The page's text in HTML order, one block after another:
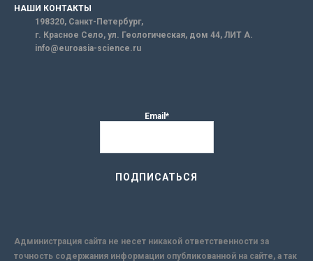
НАШИ КОНТАКТЫ
198320, Санкт-Петербург,
г. Красное Село, ул. Геологическая, дом 44, ЛИТ А.
info@euroasia-science.ru
Email*
Администрация сайта не несет никакой ответственности за
точность содержания информации опубликованной на сайте, а так